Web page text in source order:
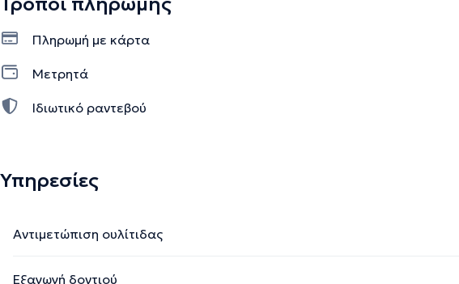
Πληρωμή με κάρτα
Μετρητά
Ιδιωτικό ραντεβού
Υπηρεσίες
Αντιμετώπιση ουλίτιδας
Εξαγωγή δοντιού